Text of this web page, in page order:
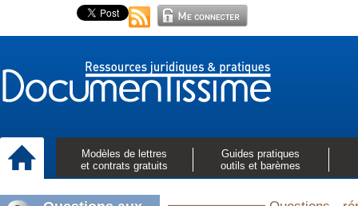
Modèles de lettres
et contrats gratuits
Guides pratiques
outils et barèmes